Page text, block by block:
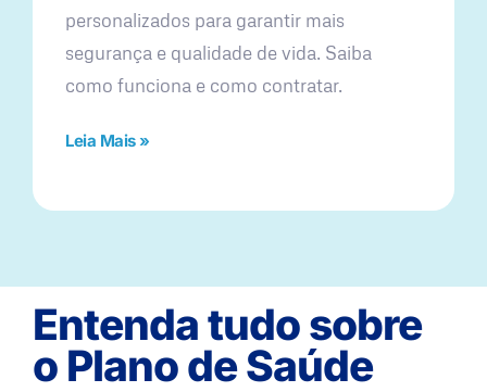
personalizados para garantir mais
segurança e qualidade de vida. Saiba
como funciona e como contratar.
Leia Mais »
Entenda tudo sobre
o Plano de Saúde